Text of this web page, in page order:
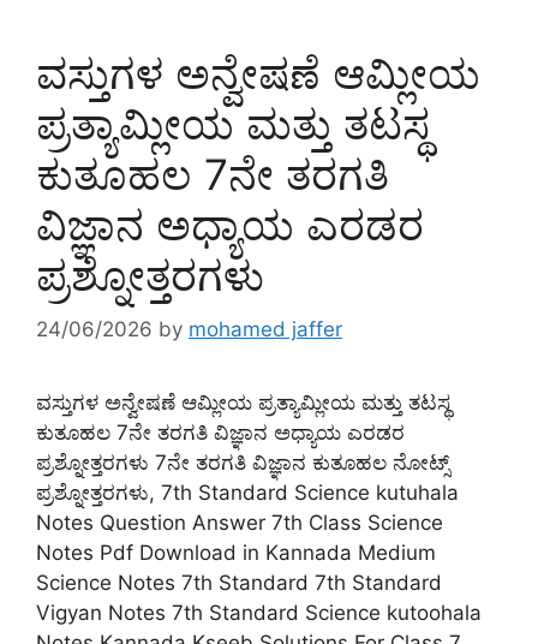
ವಸ್ತುಗಳ ಅನ್ವೇಷಣೆ ಆಮ್ಲೀಯ
ಪ್ರತ್ಯಾಮ್ಲೀಯ ಮತ್ತು ತಟಸ್ಥ
ಕುತೂಹಲ 7ನೇ ತರಗತಿ
ವಿಜ್ಞಾನ ಅಧ್ಯಾಯ ಎರಡರ
ಪ್ರಶ್ನೋತ್ತರಗಳು
24/06/2026 by mohamed jaffer
ವಸ್ತುಗಳ ಅನ್ವೇಷಣೆ ಆಮ್ಲೀಯ ಪ್ರತ್ಯಾಮ್ಲೀಯ ಮತ್ತು ತಟಸ್ಥ
ಕುತೂಹಲ 7ನೇ ತರಗತಿ ವಿಜ್ಞಾನ ಅಧ್ಯಾಯ ಎರಡರ
ಪ್ರಶ್ನೋತ್ತರಗಳು 7ನೇ ತರಗತಿ ವಿಜ್ಞಾನ ಕುತೂಹಲ ನೋಟ್ಸ್
ಪ್ರಶ್ನೋತ್ತರಗಳು, 7th Standard Science kutuhala
Notes Question Answer 7th Class Science
Notes Pdf Download in Kannada Medium
Science Notes 7th Standard 7th Standard
Vigyan Notes 7th Standard Science kutoohala